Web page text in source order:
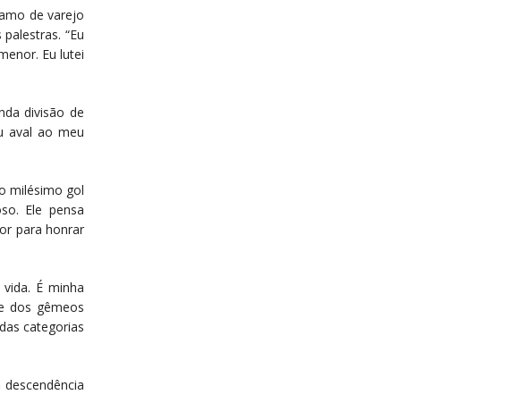
de varejo
“Eu
Eu lutei
divisão de
aval ao meu
milésimo gol
Ele pensa
para honrar
É minha
dos gêmeos
categorias